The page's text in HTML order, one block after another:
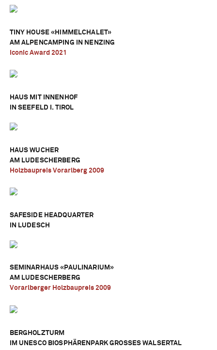
TINY HOUSE «HIMMELCHALET»
AM ALPENCAMPING IN NENZING
Iconic Award 2021
HAUS MIT INNENHOF
IN SEEFELD I. TIROL
HAUS WUCHER
AM LUDESCHERBERG
Holzbaupreis Vorarlberg 2009
SAFESIDE HEADQUARTER
IN LUDESCH
SEMINARHAUS «PAULINARIUM»
AM LUDESCHERBERG
Vorarlberger Holzbaupreis 2009
BERGHOLZTURM
IM UNESCO BIOSPHÄRENPARK GROSSES WALSERTAL